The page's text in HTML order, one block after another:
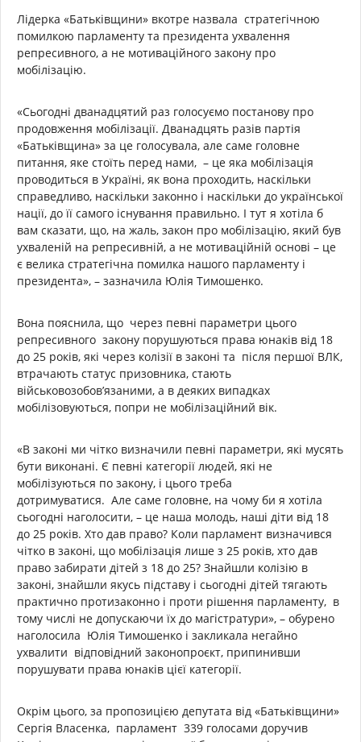
Лідерка «Батьківщини» вкотре назвала стратегічною
помилкою парламенту та президента ухвалення
репресивного, а не мотиваційного закону про
мобілізацію.
«Сьогодні дванадцятий раз голосуємо постанову про
продовження мобілізації. Дванадцять разів партія
«Батьківщина» за це голосувала, але саме головне
питання, яке стоїть перед нами, – це яка мобілізація
проводиться в Україні, як вона проходить, наскільки
справедливо, наскільки законно і наскільки до української
нації, до її самого існування правильно. І тут я хотіла б
вам сказати, що, на жаль, закон про мобілізацію, який був
ухваленій на репресивній, а не мотиваційній основі – це
є велика стратегічна помилка нашого парламенту і
президента», – зазначила Юлія Тимошенко.
Вона пояснила, що через певні параметри цього
репресивного закону порушуються права юнаків від 18
до 25 років, які через колізії в законі та після першої ВЛК,
втрачають статус призовника, стають
військовозобов’язаними, а в деяких випадках
мобілізовуються, попри не мобілізаційний вік.
«В законі ми чітко визначили певні параметри, які мусять
бути виконані. Є певні категорії людей, які не
мобілізуються по закону, і цього треба
дотримуватися. Але саме головне, на чому би я хотіла
сьогодні наголосити, – це наша молодь, наші діти від 18
до 25 років. Хто дав право? Коли парламент визначився
чітко в законі, що мобілізація лише з 25 років, хто дав
право забирати дітей з 18 до 25? Знайшли колізію в
законі, знайшли якусь підставу і сьогодні дітей тягають
практично протизаконно і проти рішення парламенту, в
тому числі не допускаючи їх до магістратури», – обурено
наголосила Юлія Тимошенко і закликала негайно
ухвалити відповідний законопроєкт, припинивши
порушувати права юнаків цієї категорії.
Окрім цього, за пропозицією депутата від «Батьківщини»
Сергія Власенка, парламент 339 голосами доручив